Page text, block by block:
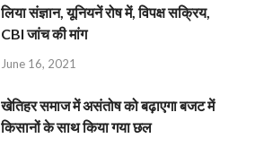
लिया संज्ञान, यूनियनें रोष में, विपक्ष सक्रिय,
CBI जांच की मांग
June 16, 2021
खेतिहर समाज में असंतोष को बढ़ाएगा बजट में
किसानों के साथ किया गया छल